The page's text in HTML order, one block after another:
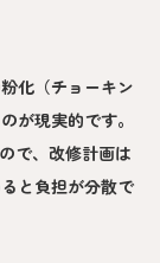
化（チョーキン
が現実的です。
で、改修計画は
と負担が分散で